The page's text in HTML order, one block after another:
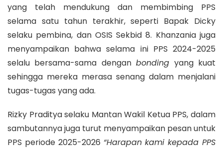
yang telah mendukung dan membimbing PPS
selama satu tahun terakhir, seperti Bapak Dicky
selaku pembina, dan OSIS Sekbid 8. Khanzania juga
menyampaikan bahwa selama ini PPS 2024-2025
selalu bersama-sama denganbonding yang kuat
sehingga mereka merasa senang dalam menjalani
tugas-tugas yang ada.
Rizky Praditya selaku Mantan Wakil Ketua PPS, dalam
sambutannya juga turut menyampaikan pesan untuk
PPS periode 2025-2026 “Harapan kami kepada PPS